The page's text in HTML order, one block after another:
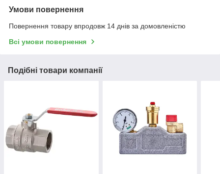
Умови повернення
Повернення товару впродовж 14 днів за домовленістю
Всі умови повернення
Подібні товари компанії